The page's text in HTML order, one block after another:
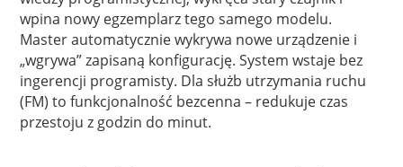
wpina nowy egzemplarz tego samego modelu.
Master automatycznie wykrywa nowe urządzenie i
„wgrywa” zapisaną konfigurację. System wstaje bez
ingerencji programisty. Dla służb utrzymania ruchu
(FM) to funkcjonalność bezcenna – redukuje czas
przestoju z godzin do minut.